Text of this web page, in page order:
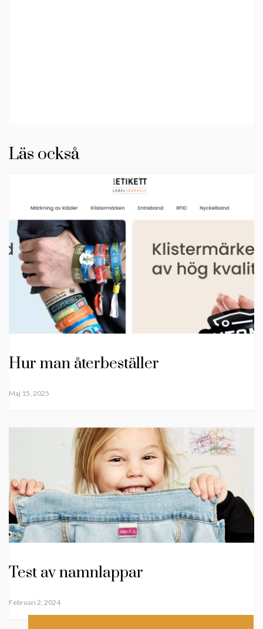
Läs också
Hur man återbeställer
Maj 15, 2025
Test av namnlappar
Februari 2, 2024